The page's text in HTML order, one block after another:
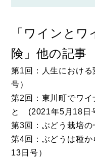
「ワインと
険」他の記事
第1回：人生におけ
号）
第2回：東川町でワイ
と (2021年5月18日
第3回：ぶどう栽培
第4回：ぶどうは種
13日号）